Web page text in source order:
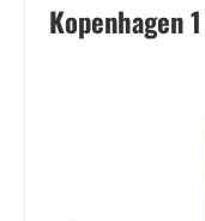
Kopenhagen